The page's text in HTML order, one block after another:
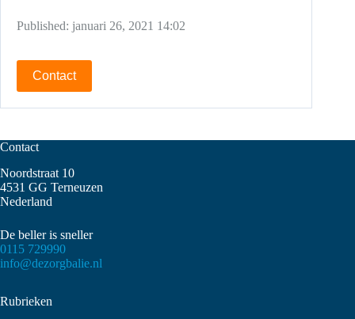
Published: januari 26, 2021 14:02
Contact
Contact
Noordstraat 10
4531 GG Terneuzen
Nederland
De beller is sneller
0115 729990
info@dezorgbalie.nl
Rubrieken